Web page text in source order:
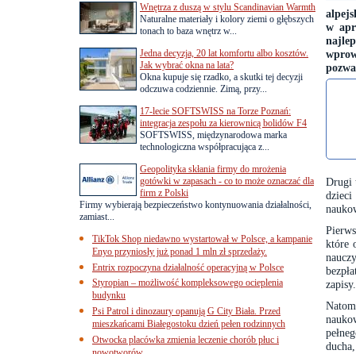
w
Drugi
które
zapisy.
Wnętrza z duszą w stylu Scandinavian Warmth
Naturalne materiały i kolory ziemi o głębszych
tonach to baza wnętrz w...
Jedna decyzja, 20 lat komfortu albo kosztów.
Jak wybrać okna na lata?
Okna kupuje się rzadko, a skutki tej decyzji
odczuwa codziennie. Zimą, przy...
17-lecie SOFTSWISS na Torze Poznań:
integracja zespołu za kierownicą bolidów F4
SOFTSWISS, międzynarodowa marka
technologiczna współpracująca z...
Geopolityka skłania firmy do mrożenia
gotówki w zapasach - co to może oznaczać dla
firm z Polski
Firmy wybierają bezpieczeństwo kontynuowania działalności,
zamiast...
TikTok Shop niedawno wystartował w Polsce, a kampanie
Enyo przyniosły już ponad 1 mln zł sprzedaży.
Entrix rozpoczyna działalność operacyjną w Polsce
Styropian – możliwość kompleksowego ocieplenia
budynku
Psi Patrol i dinozaury opanują G City Biała. Przed
mieszkańcami Białegostoku dzień pełen rodzinnych
Otwocka placówka zmienia leczenie chorób płuc i